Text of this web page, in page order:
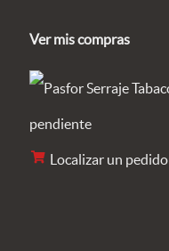
Ver mis compras
pendiente
Localizar un pedido